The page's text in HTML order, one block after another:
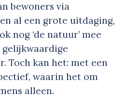
bewoners via
al een grote uitdaging,
nog ‘de natuur’ mee
Toch kan het: met een
waarin het om
alleen.